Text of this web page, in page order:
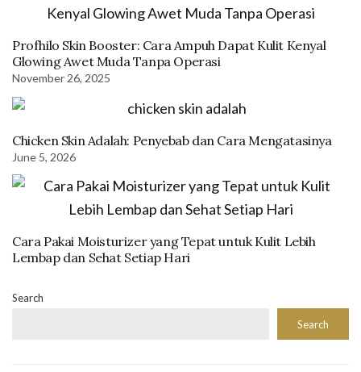
Profhilo Skin Booster: Cara Ampuh Dapat Kulit Kenyal
Glowing Awet Muda Tanpa Operasi
November 26, 2025
Chicken Skin Adalah: Penyebab dan Cara Mengatasinya
June 5, 2026
Cara Pakai Moisturizer yang Tepat untuk Kulit Lebih
Lembap dan Sehat Setiap Hari
Search
Search